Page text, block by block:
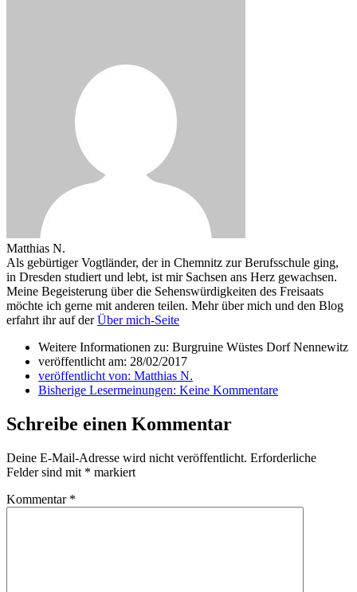
Matthias N.
Als gebürtiger Vogtländer, der in Chemnitz zur Berufsschule ging,
in Dresden studiert und lebt, ist mir Sachsen ans Herz gewachsen.
Meine Begeisterung über die Sehenswürdigkeiten des Freisaats
möchte ich gerne mit anderen teilen. Mehr über mich und den Blog
erfahrt ihr auf derÜber mich-Seite
Weitere Informationen zu: Burgruine Wüstes Dorf Nennewitz
veröffentlicht am: 28/02/2017
veröffentlicht von: Matthias N.
Bisherige Lesermeinungen: Keine Kommentare
Schreibe einen Kommentar
Deine E-Mail-Adresse wird nicht veröffentlicht. Erforderliche
Felder sind mit * markiert
Kommentar *